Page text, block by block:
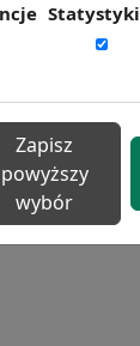
Statystyki
Zapisz
powyższy
wybór